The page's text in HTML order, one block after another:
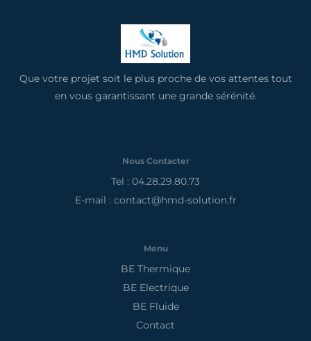
Que votre projet soit le plus proche de vos attentes tout
en vous garantissant une grande sérénité.
Nous Contacter
Tel : 04.28.29.80.73
E-mail : contact@hmd-solution.fr
Menu
BE Thermique
BE Electrique
BE Fluide
Contact